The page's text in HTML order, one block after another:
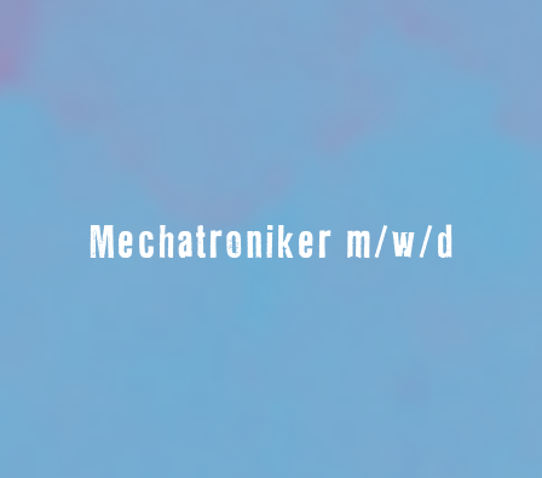
Mechatroniker m/w/d